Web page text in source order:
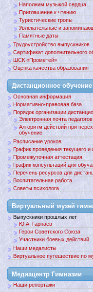
Наполним музыкой сердца…
Приглашение к чтению
Туристические тропы
Увлекательные и
Памятные даты
Трудоустройство выпускников
Сертификат дополнительного
ШСК «Прометей»
Оценка качества образования
Дистанционное обучение
Основная информация
Нормативно-правовая база
Порядок организации
Электронная почта
Алгоритм действий при
обучение
Расписание уроков
График проведения текущего и
Промежуточная аттестация
График консультаций для
Перечень ресурсов для
Воспитательная работа
Советы психолога
Виртуальный музей
Выпускники прошлых лет
Ю.А. Гарнаев
Герои Советского Союза
Участники боевых действий
Наши медалисты
Виртуальное путешествие по
Медиацентр Гимназии
Наши репортажи